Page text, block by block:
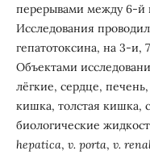
перерывами между 6-й
Исследования
гепатотоксина, на 3-и,
Объектами
лёгкие, сердце,
кишка, толстая кишка,
биологические
hepatica, v. porta, v.